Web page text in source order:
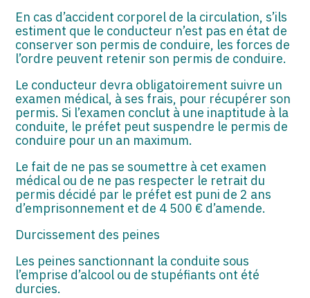
En cas d’accident corporel de la circulation, s’ils
estiment que le conducteur n’est pas en état de
conserver son permis de conduire, les forces de
l’ordre peuvent retenir son permis de conduire.
Le conducteur devra obligatoirement suivre un
examen médical, à ses frais, pour récupérer son
permis. Si l’examen conclut à une inaptitude à la
conduite, le préfet peut suspendre le permis de
conduire pour un an maximum.
Le fait de ne pas se soumettre à cet examen
médical ou de ne pas respecter le retrait du
permis décidé par le préfet est puni de 2 ans
d’emprisonnement et de 4 500 € d’amende.
Durcissement des peines
Les peines sanctionnant la conduite sous
l’emprise d’alcool ou de stupéfiants ont été
durcies.